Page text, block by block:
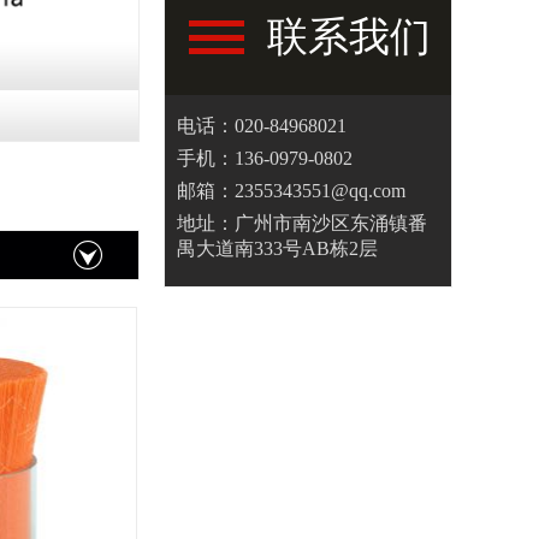
联系我们
电话：020-84968021
手机：136-0979-0802
邮箱：2355343551@qq.com
地址：广州市南沙区东涌镇番
禺大道南333号AB栋2层